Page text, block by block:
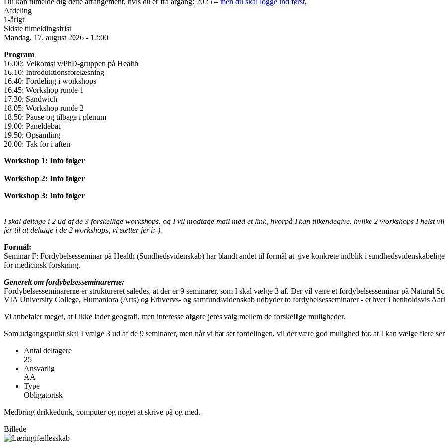
Du kan tilmelde dig dette arrangement, hvis du er fra årgang: 2025 – men du skal logge ind først.
Afdeling
1-årigt
Sidste tilmeldingsfrist
Mandag, 17. august 2026 - 12:00
Program
16.00: Velkomst v/PhD-gruppen på Health
16.10: Introduktionsforelæsning
16.40: Fordeling i workshops
16.45: Workshop runde 1
17.30: Sandwich
18.05: Workshop runde 2
18.50: Pause og tilbage i plenum
19.00: Paneldebat
19.50: Opsamling
20.00: Tak for i aften
Workshop 1: Info følger
Workshop 2: Info følger
Workshop 3: Info følger
I skal deltage i 2 ud af de 3 forskellige workshops, og I vil modtage mail med et link, hvorpå I kan tilkendegive, hvilke 2 workshops I helst
jer til at deltage i de 2 workshops, vi sætter jer i:-).
Formål:
Seminar F: Fordybelsesseminar på Health (Sundhedsvidenskab) har blandt andet til formål at give konkrete indblik i
for medicinsk forskning.
Generelt om fordybelsesseminarerne:
Fordybelsesseminarerne er struktureret således, at der er 9 seminarer, som I skal vælge 3 af. Der vil være et fordybelsesseminar på Natural
VIA University College, Humaniora (Arts) og Erhvervs- og samfundsvidenskab udbyder to fordybelsesseminarer - ét hver i henholdsvis
Vi anbefaler meget, at I ikke lader geografi, men interesse afgøre jeres valg mellem de forskellige muligheder.
Som udgangspunkt skal I vælge 3 ud af de 9 seminarer, men når vi har set fordelingen, vil der være god mulighed for, at I kan vælge flere
Antal deltagere
25
Ansvarlig
AA
Type
Obligatorisk
Medbring drikkedunk, computer og noget at skrive på og med.
Billede